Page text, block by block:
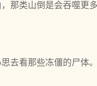
那类山倒是会吞噬更多
去看那些冻僵的尸体。